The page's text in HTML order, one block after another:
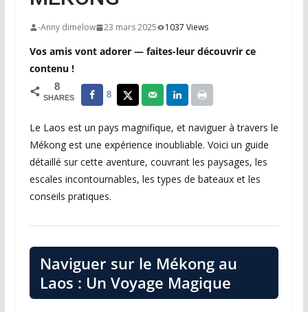
-Anny dimelow 23 mars 2025 1037 Views
Vos amis vont adorer — faites-leur découvrir ce
contenu !
8
SHARES 8
Le Laos est un pays magnifique, et naviguer à travers le
Mékong est une expérience inoubliable. Voici un guide
détaillé sur cette aventure, couvrant les paysages, les
escales incontournables, les types de bateaux et les
conseils pratiques.
Naviguer sur le Mékong au
Laos : Un Voyage Magique